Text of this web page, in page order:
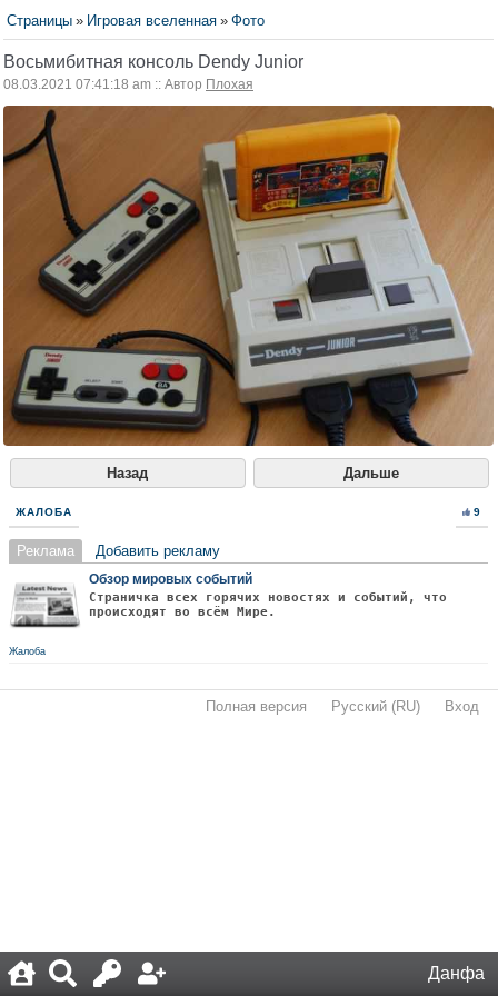
Данфа
Страницы » Игровая вселенная » Фото
Восьмибитная консоль Dendy Junior
08.03.2021 07:41:18 am :: Автор Плохая
Назад Дальше
ЖАЛОБА 9
Реклама Добавить рекламу
Обзор мировых событий
Страничка всех горячих новостях и событий, что
происходят во всём Мире.
Жалоба
Полная версия Русский (RU) Вход